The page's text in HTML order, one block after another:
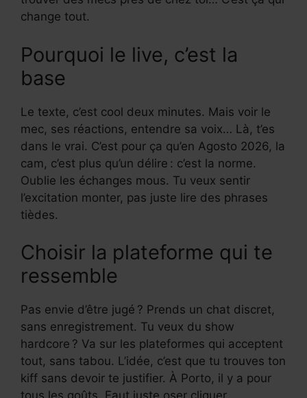
change tout.
Pourquoi le live, c’est la
base
Le texte, c’est cool deux minutes. Mais voir le
mec, ses réactions, entendre sa voix… Là, t’es
dans le vrai. C’est pour ça qu’en Agosto 2026, la
cam, c’est plus qu’un délire : c’est la norme.
Oublie les échanges mous. Tu veux sentir
l’excitation monter, pas juste lire des phrases
tièdes.
Choisir la plateforme qui te
ressemble
Pas envie d’être jugé ? Prends un chat discret,
sans enregistrement. Tu veux du show
hardcore ? Va sur les plateformes qui acceptent
tout, sans tabou. L’idée, c’est que tu trouves ton
kiff sans devoir te justifier. À Porto, il y a pour